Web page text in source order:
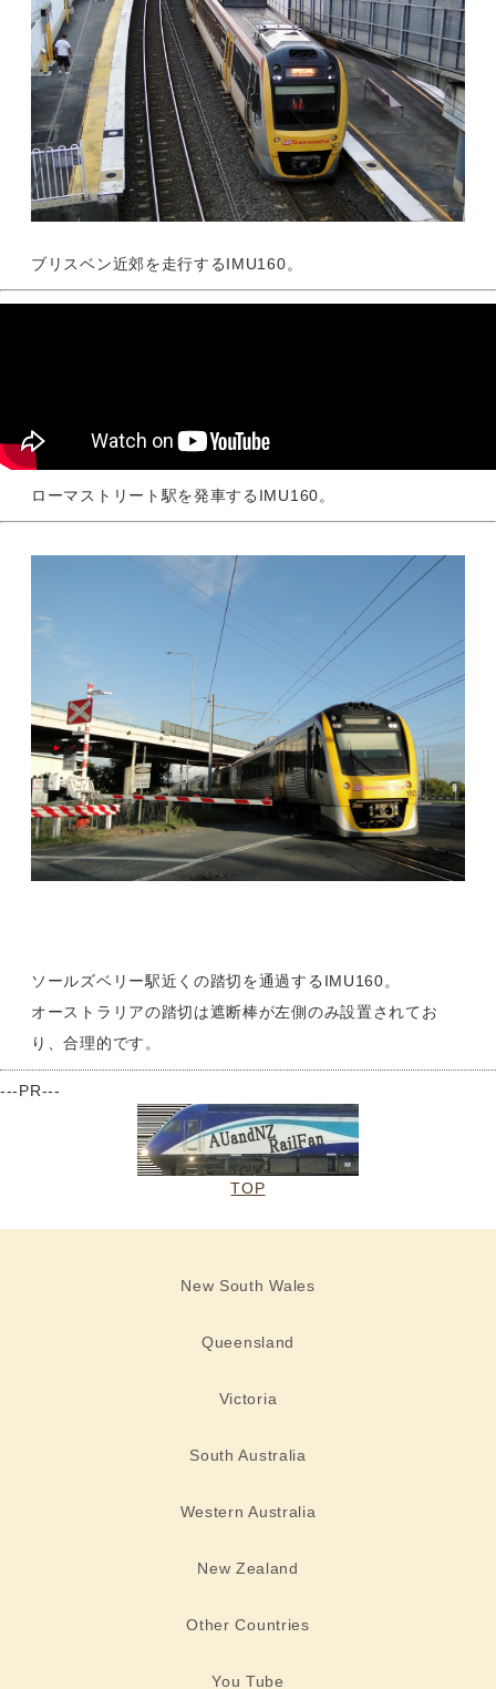
ブリスベン近郊を走行するIMU160。
ローマストリート駅を発車するIMU160。
ソールズベリー駅近くの踏切を通過するIMU160。
オーストラリアの踏切は遮断棒が左側のみ設置されてお
り、合理的です。
---PR---
TOP
New South Wales
Queensland
Victoria
South Australia
Western Australia
New Zealand
Other Countries
You Tube